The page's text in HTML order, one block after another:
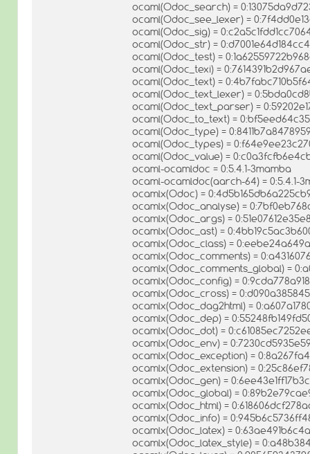
ocaml(Odoc_search) =
ocaml(Odoc_see_lexer) =
ocaml(Odoc_sig) =
ocaml(Odoc_str) =
ocaml(Odoc_test) =
ocaml(Odoc_texi) =
ocaml(Odoc_text) =
ocaml(Odoc_text_lexer) =
ocaml(Odoc_text_parser) =
ocaml(Odoc_to_text) =
ocaml(Odoc_type) =
ocaml(Odoc_types) =
ocaml(Odoc_value) =
ocaml-ocamldoc = 0:5.4.1-3mamba
ocaml-ocamldoc(aarch-64) = 0:5.4.1-
ocamlx(Odoc) =
ocamlx(Odoc_analyse) =
ocamlx(Odoc_args) =
ocamlx(Odoc_ast) =
ocamlx(Odoc_class) =
ocamlx(Odoc_comments) =
ocamlx(Odoc_comments_global) =
ocamlx(Odoc_config) =
ocamlx(Odoc_cross) =
ocamlx(Odoc_dag2html) =
ocamlx(Odoc_dep) =
ocamlx(Odoc_dot) =
ocamlx(Odoc_env) =
ocamlx(Odoc_exception) =
ocamlx(Odoc_extension) =
ocamlx(Odoc_gen) =
ocamlx(Odoc_global) =
ocamlx(Odoc_html) =
ocamlx(Odoc_info) =
ocamlx(Odoc_latex) =
ocamlx(Odoc_latex_style) =